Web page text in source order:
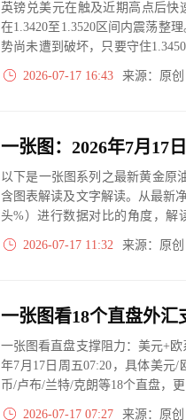
英镑兑美元在触及近期高点后快
在1.3420至1.3520区间内震荡整
势尚未遭到破坏，只要守住
近的重要阻力。市场继续关注
变化，为英镑下一阶段运行提供
2026-07-17 16:43 来源：原
以下是一张图系列之最新黄金原
含图表解读及文字解读。从最新
头%）进行数据对比的角度，解
大、净多头减小、净空头无变
实际数据对比结果对应展示其中
2026-07-17 11:32 来源：原
一张图看直盘支撑阻力：美元+
年7月17日周五07:20，具体美元
币/卢布/兰特/克朗等18个直盘，
2026-07-17 07:27 来源：原